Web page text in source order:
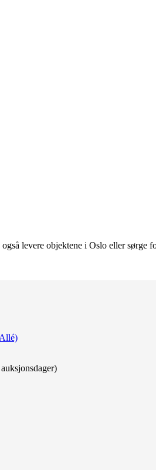
levere objektene i Oslo eller sørge